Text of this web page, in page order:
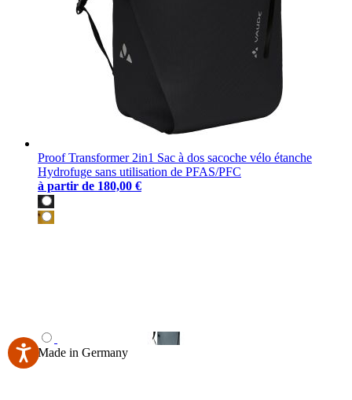
Proof Transformer 2in1 Sac à dos sacoche vélo étanche
Hydrofuge sans utilisation de PFAS/PFC
à partir de 180,00 €
Made in Germany